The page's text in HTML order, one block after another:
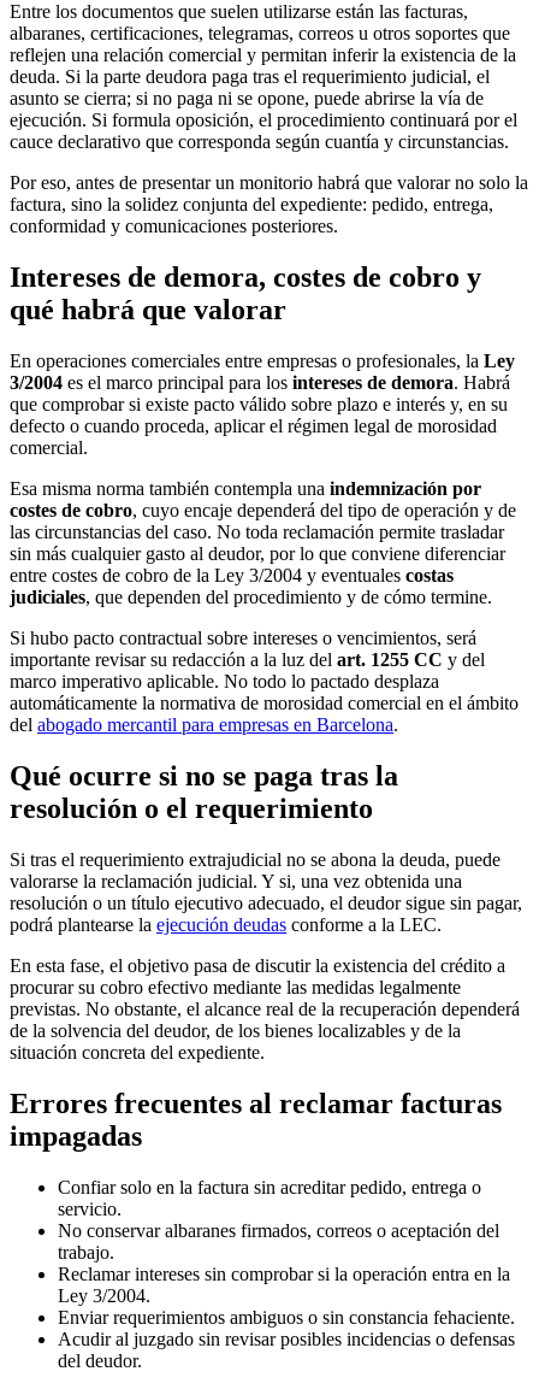
Entre los documentos que suelen utilizarse están las facturas,
albaranes, certificaciones, telegramas, correos u otros soportes que
reflejen una relación comercial y permitan inferir la existencia de la
deuda. Si la parte deudora paga tras el requerimiento judicial, el
asunto se cierra; si no paga ni se opone, puede abrirse la vía de
ejecución. Si formula oposición, el procedimiento continuará por el
cauce declarativo que corresponda según cuantía y circunstancias.
Por eso, antes de presentar un monitorio habrá que valorar no solo la
factura, sino la solidez conjunta del expediente: pedido, entrega,
conformidad y comunicaciones posteriores.
Intereses de demora, costes de cobro y
qué habrá que valorar
En operaciones comerciales entre empresas o profesionales, la Ley
3/2004 es el marco principal para los intereses de demora. Habrá
que comprobar si existe pacto válido sobre plazo e interés y, en su
defecto o cuando proceda, aplicar el régimen legal de morosidad
comercial.
Esa misma norma también contempla una indemnización por
costes de cobro, cuyo encaje dependerá del tipo de operación y de
las circunstancias del caso. No toda reclamación permite trasladar
sin más cualquier gasto al deudor, por lo que conviene diferenciar
entre costes de cobro de la Ley 3/2004 y eventuales costas
judiciales, que dependen del procedimiento y de cómo termine.
Si hubo pacto contractual sobre intereses o vencimientos, será
importante revisar su redacción a la luz del art. 1255 CC y del
marco imperativo aplicable. No todo lo pactado desplaza
automáticamente la normativa de morosidad comercial en el ámbito
del abogado mercantil para empresas en Barcelona.
Qué ocurre si no se paga tras la
resolución o el requerimiento
Si tras el requerimiento extrajudicial no se abona la deuda, puede
valorarse la reclamación judicial. Y si, una vez obtenida una
resolución o un título ejecutivo adecuado, el deudor sigue sin pagar,
podrá plantearse la ejecución deudas conforme a la LEC.
En esta fase, el objetivo pasa de discutir la existencia del crédito a
procurar su cobro efectivo mediante las medidas legalmente
previstas. No obstante, el alcance real de la recuperación dependerá
de la solvencia del deudor, de los bienes localizables y de la
situación concreta del expediente.
Errores frecuentes al reclamar facturas
impagadas
Confiar solo en la factura sin acreditar pedido, entrega o
servicio.
No conservar albaranes firmados, correos o aceptación del
trabajo.
Reclamar intereses sin comprobar si la operación entra en la
Ley 3/2004.
Enviar requerimientos ambiguos o sin constancia fehaciente.
Acudir al juzgado sin revisar posibles incidencias o defensas
del deudor.